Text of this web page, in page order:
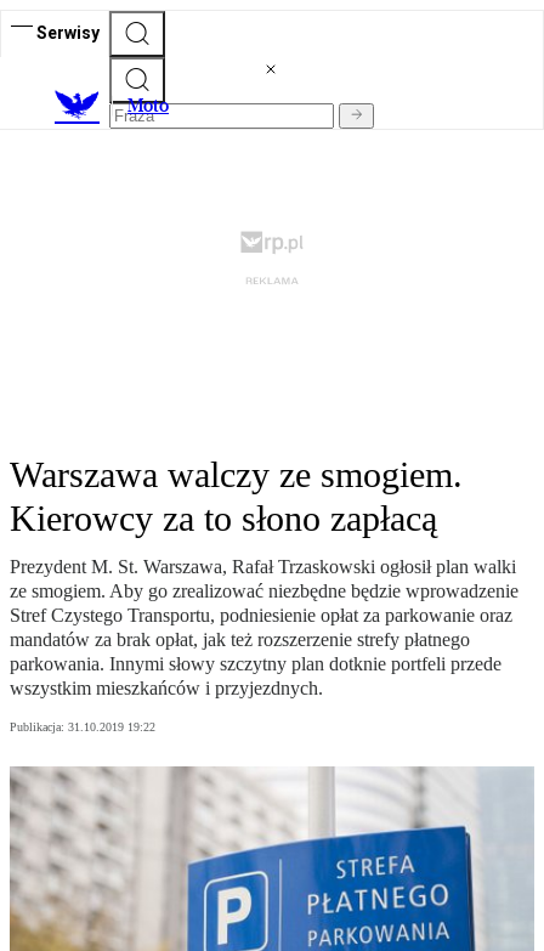
Serwisy
Moto
Warszawa walczy ze smogiem.
Kierowcy za to słono zapłacą
Prezydent M. St. Warszawa, Rafał Trzaskowski ogłosił plan walki
ze smogiem. Aby go zrealizować niezbędne będzie wprowadzenie
Stref Czystego Transportu, podniesienie opłat za parkowanie oraz
mandatów za brak opłat, jak też rozszerzenie strefy płatnego
parkowania. Innymi słowy szczytny plan dotknie portfeli przede
wszystkim mieszkańców i przyjezdnych.
Publikacja: 31.10.2019 19:22